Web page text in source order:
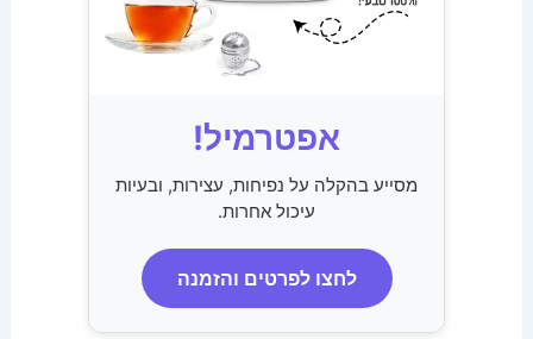
אפטרמיל!
מסייע בהקלה על נפיחות, עצירות, ובעיות
עיכול אחרות.
לחצו לפרטים והזמנה